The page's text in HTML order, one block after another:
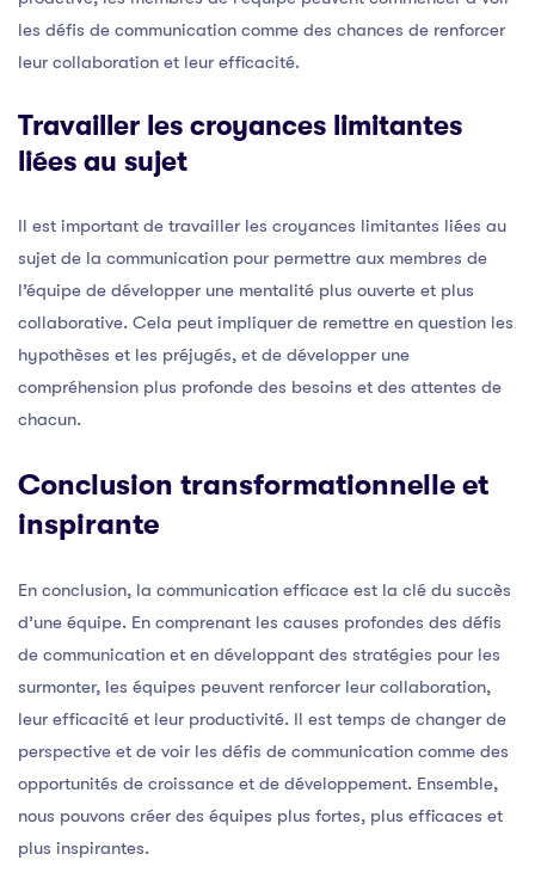
les défis de communication comme des chances de renforcer
leur collaboration et leur efficacité.
Travailler les croyances limitantes
liées au sujet
Il est important de travailler les croyances limitantes liées au
sujet de la communication pour permettre aux membres de
l’équipe de développer une mentalité plus ouverte et plus
collaborative. Cela peut impliquer de remettre en question les
hypothèses et les préjugés, et de développer une
compréhension plus profonde des besoins et des attentes de
chacun.
Conclusion transformationnelle et
inspirante
En conclusion, la communication efficace est la clé du succès
d’une équipe. En comprenant les causes profondes des défis
de communication et en développant des stratégies pour les
surmonter, les équipes peuvent renforcer leur collaboration,
leur efficacité et leur productivité. Il est temps de changer de
perspective et de voir les défis de communication comme des
opportunités de croissance et de développement. Ensemble,
nous pouvons créer des équipes plus fortes, plus efficaces et
plus inspirantes.